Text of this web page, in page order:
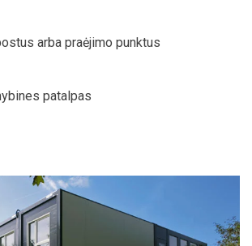
arba praėjimo punktus
patalpas